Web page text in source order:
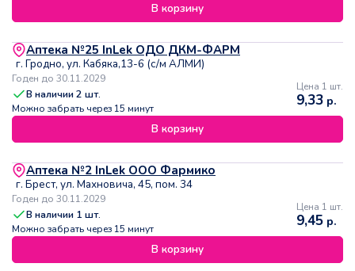
В корзину
Аптека №25 InLek ОДО ДКМ-ФАРМ
г. Гродно, ул. Кабяка,13-6 (с/м АЛМИ)
Годен до 30.11.2029
В наличии2 шт.
Можно забрать через 15 минут
Цена 1 шт.
9,33 р.
В корзину
Аптека №2 InLek ООО Фармико
г. Брест, ул. Махновича, 45, пом. 34
Годен до 30.11.2029
В наличии 1 шт.
Можно забрать через 15 минут
Цена 1 шт.
9,45 р.
В корзину